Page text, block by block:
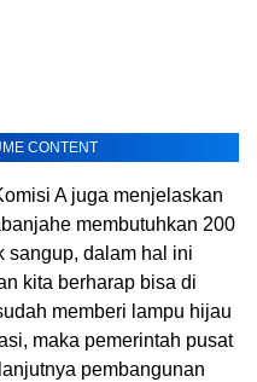
CONTENT
A juga menjelaskan
membutuhkan 200
sangup, dalam hal ini
kita berharap bisa di
memberi lampu hijau
maka pemerintah pusat
pembangunan